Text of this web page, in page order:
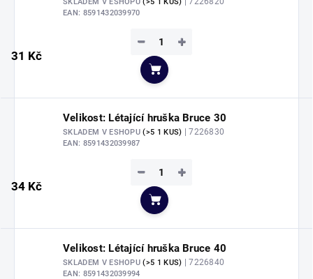
EAN: 8591432039970
31 Kč
+
−
Do košíku
Velikost: Létající hruška Bruce 30
SKLADEM V ESHOPU(>5 1 KUS) | 7226830
EAN: 8591432039987
34 Kč
+
−
Do košíku
Velikost: Létající hruška Bruce 40
SKLADEM V ESHOPU(>5 1 KUS) | 7226840
EAN: 8591432039994